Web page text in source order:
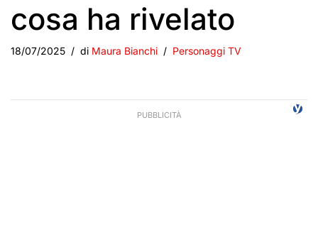
cosa ha rivelato
18/07/2025 di Maura Bianchi Personaggi TV